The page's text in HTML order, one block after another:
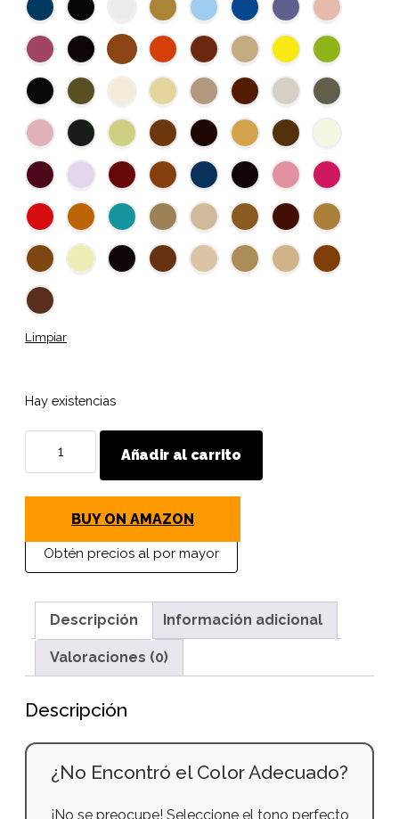
Limpiar
Hay existencias
STEP
Cuero
y
cantidad
Añadir al carrito
BUY ON AMAZON
Obtén precios al por mayor
Descripción Información adicional
Valoraciones (0)
Descripción
¿No Encontró el Color Adecuado?
¡No se preocupe! Seleccione el tono perfecto